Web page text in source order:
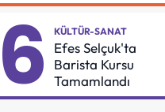
Teşekkür
6 KÜLTÜR-SANAT
Efes Selçuk'ta
Barista Kursu
Tamamlandı